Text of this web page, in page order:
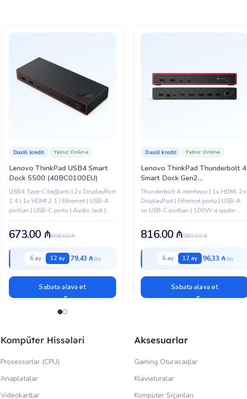
Lenovo ThinkPad USB4 Smart
Dock 5500 (40BC0100EU)
Daxili kredit Yalnız Online
USB4 Type-C bağlantı | 2x DisplayPort
1.4 | 1x HDMI 2.1 | Ethernet | USB-A
portları | USB-C portu | Audio Jack |
808.00₼
673.00 ₼
6 ay 12 ay 79,43 ₼
Səbətə əlavə et
Lenovo ThinkPad Thunderbolt 4
Smart Dock Gen2
(40BE0135EU)
Daxili kredit Yalnız Online
Thunderbolt 4 interfeysi | 1x HDMI, 2x
DisplayPort | Ethernet portu | USB-A
və USB-C portları | 100W-a qədər
dəstəyi
980.00₼
816.00 ₼
6 ay 12 ay 96,33 ₼
Səbətə əlavə et
Kompüter Hissələri
Prosessorlar (CPU)
Anaplatalar
Videokartlar
Aksesuarlar
Gaming Oturacaqlar
Klaviaturalar
Kompüter Siçanları